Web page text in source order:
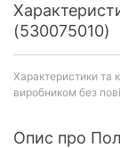
(530075010)
Характеристики та
виробником без
Опис про